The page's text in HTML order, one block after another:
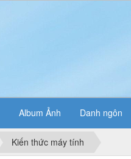
Album Ảnh Danh ngôn
Kiến thức máy tính